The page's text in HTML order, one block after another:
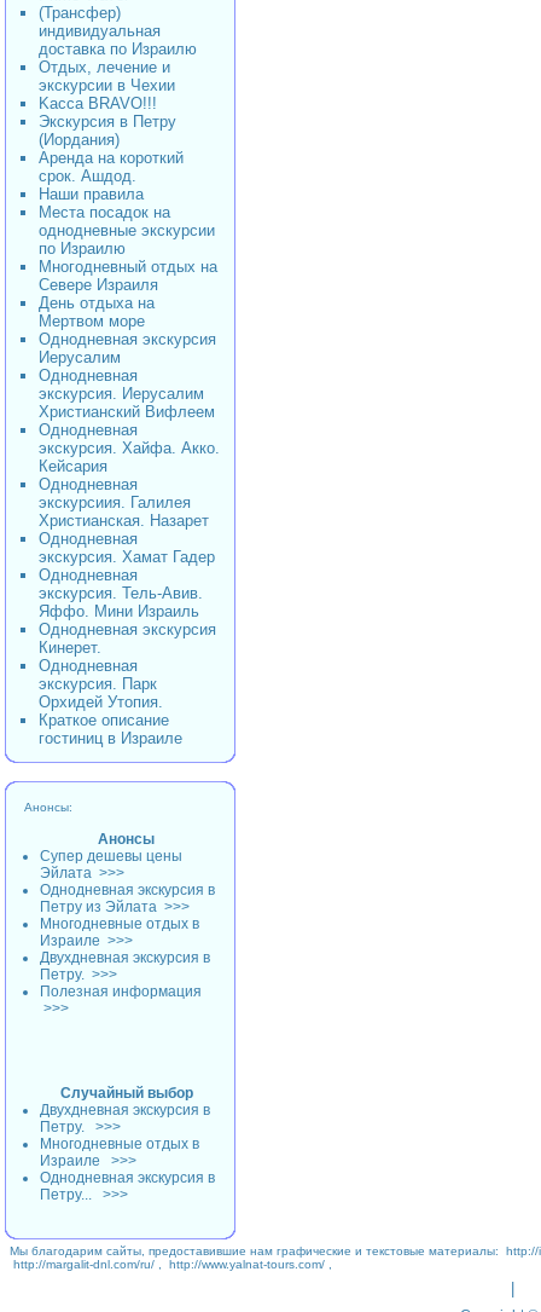
(Трансфер)
индивидуальная
доставка по Израилю
Отдых, лечение и
экскурсии в Чехии
Kacca BRAVO!!!
Экскурсия в Петру
(Иордания)
Аренда на короткий
срок. Ашдод.
Наши правила
Места посадок на
однодневные экскурсии
по Израилю
Многодневный отдых на
Севере Израиля
День отдыха на
Мертвом море
Однодневная экскурсия
Иерусалим
Однодневная
экскурсия. Иерусалим
Христианский Вифлеем
Однодневная
экскурсия. Хайфа. Акко.
Кейсария
Однодневная
экскурсиия. Галилея
Христианская. Назарет
Однодневная
экскурсия. Хамат Гадер
Однодневная
экскурсия. Тель-Авив.
Яффо. Мини Израиль
Однодневная экскурсия
Кинерет.
Однодневная
экскурсия. Парк
Орхидей Утопия.
Краткое описание
гостиниц в Израиле
Анонсы:
Анонсы
Супер дешевы цены
Эйлата >>>
Однодневная экскурсия в
Петру из Эйлата >>>
Многодневные отдых в
Израиле >>>
Двухдневная экскурсия в
Петру. >>>
Полезная информация
>>>
Случайный выбор
Двухдневная экскурсия в
Петру.
>>>
Многодневные отдых в
Израиле
>>>
Однодневная экскурсия в
Петру...
>>>
Мы благодарим сайты, предоставившие нам графические и текстовые материалы:
http://
http://margalit-dnl.com/ru/
http://www.yalnat-tours.com/